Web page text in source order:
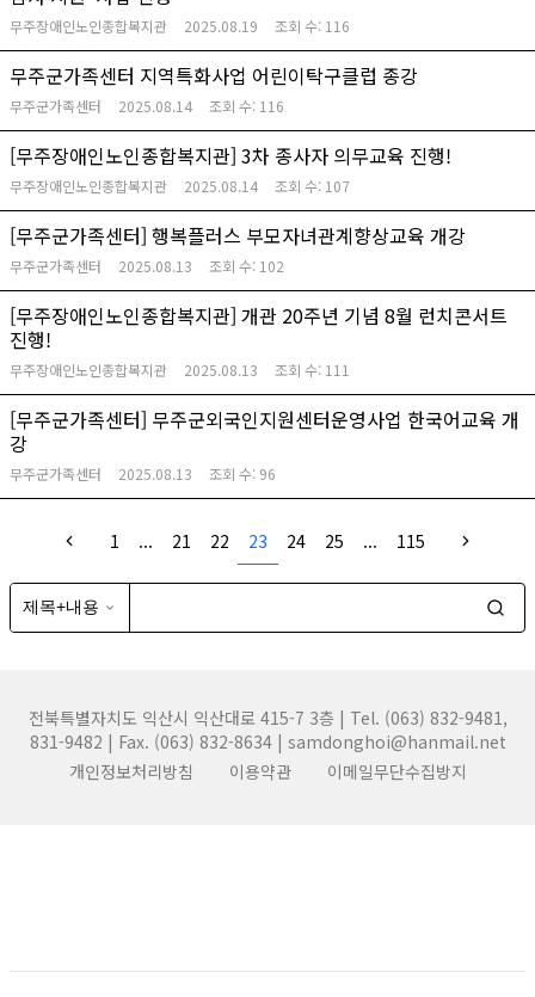
무주장애인노인종합복지관 2025.08.19 조회 수: 116
무주군가족센터 지역특화사업 어린이탁구클럽 종강
무주군가족센터 2025.08.14 조회 수: 116
[무주장애인노인종합복지관] 3차 종사자 의무교육 진행!
무주장애인노인종합복지관 2025.08.14 조회 수: 107
[무주군가족센터] 행복플러스 부모자녀관계향상교육 개강
무주군가족센터 2025.08.13 조회 수: 102
[무주장애인노인종합복지관] 개관 20주년 기념 8월 런치콘서트
진행!
무주장애인노인종합복지관 2025.08.13 조회 수: 111
[무주군가족센터] 무주군외국인지원센터운영사업 한국어교육 개
강
무주군가족센터 2025.08.13 조회 수: 96
1 ... 21 22 23 24 25 ... 115
전북특별자치도 익산시 익산대로 415-7 3층 | Tel. (063) 832-9481,
831-9482 | Fax. (063) 832-8634 | samdonghoi@hanmail.net
개인정보처리방침
이용약관 이메일무단수집방지